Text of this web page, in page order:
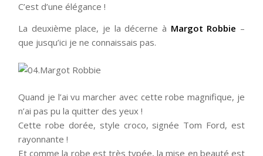
C’est d’une élégance !
La deuxième place, je la décerne à Margot Robbie –
que jusqu’ici je ne connaissais pas.
Quand je l’ai vu marcher avec cette robe magnifique, je
n’ai pas pu la quitter des yeux !
Cette robe dorée, style croco, signée Tom Ford, est
rayonnante !
Et comme la robe est très typée, la mise en beauté est